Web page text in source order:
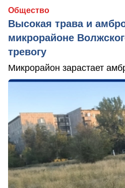
Общество
Высокая трава и
микрорайоне
тревогу
Микрорайон зарастает